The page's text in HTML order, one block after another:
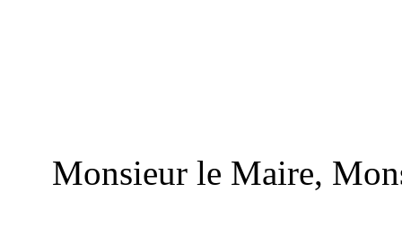
Monsieur le Maire,